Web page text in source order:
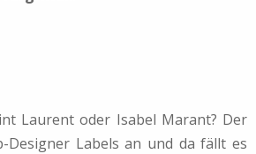
Laurent oder Isabel Marant? Der
Designer Labels an und da fällt es